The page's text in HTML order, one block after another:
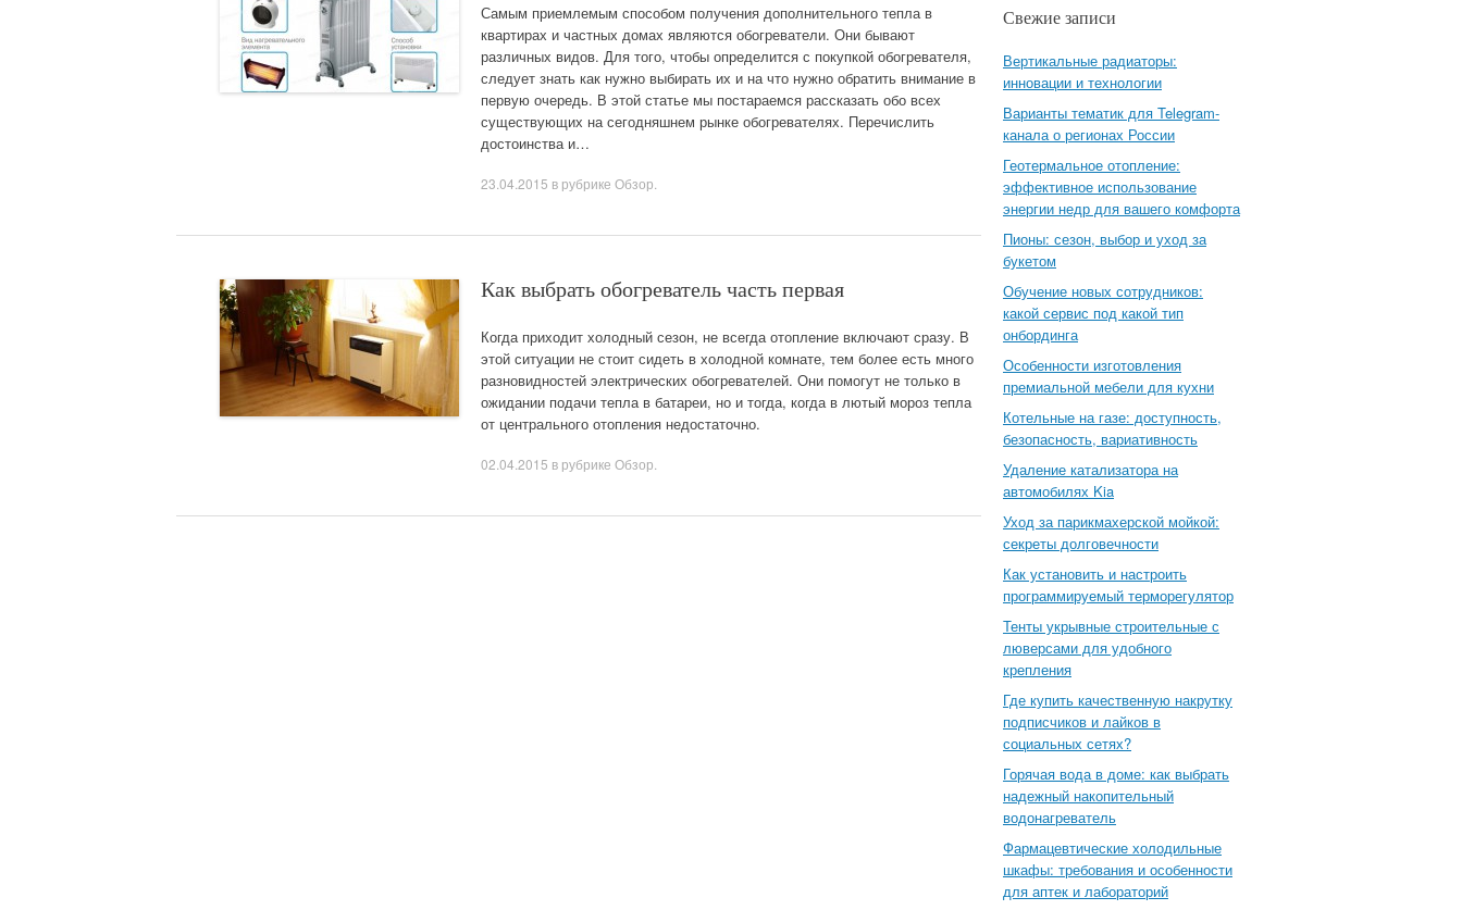
Самым приемлемым способом получения дополнительного тепла в
квартирах и частных домах являются обогреватели. Они бывают
различных видов. Для того, чтобы определится с покупкой обогревателя,
следует знать как нужно выбирать их и на что нужно обратить внимание в
первую очередь. В этой статье мы постараемся рассказать обо всех
существующих на сегодняшнем рынке обогревателях. Перечислить
достоинства и…
23.04.2015 в рубрике Обзор
Как выбрать обогреватель часть первая
Когда приходит холодный сезон, не всегда отопление включают сразу. В
этой ситуации не стоит сидеть в холодной комнате, тем более есть много
разновидностей электрических обогревателей. Они помогут не только в
ожидании подачи тепла в батареи, но и тогда, когда в лютый мороз тепла
от центрального отопления недостаточно.
02.04.2015 в рубрике Обзор
Свежие записи
Вертикальные радиаторы:
инновации и технологии
Варианты тематик для Telegram-
канала о регионах России
Геотермальное отопление:
эффективное использование
энергии недр для вашего комфорта
Пионы: сезон, выбор и уход за
букетом
Обучение новых сотрудников:
какой сервис под какой тип
онбординга
Особенности изготовления
премиальной мебели для кухни
Котельные на газе: доступность,
безопасность, вариативность
Удаление катализатора на
автомобилях Kia
Уход за парикмахерской мойкой:
секреты долговечности
Как установить и настроить
программируемый терморегулятор
Тенты укрывные строительные с
люверсами для удобного
крепления
Где купить качественную накрутку
подписчиков и лайков в
социальных сетях?
Горячая вода в доме: как выбрать
надежный накопительный
водонагреватель
Фармацевтические холодильные
шкафы: требования и особенности
для аптек и лабораторий